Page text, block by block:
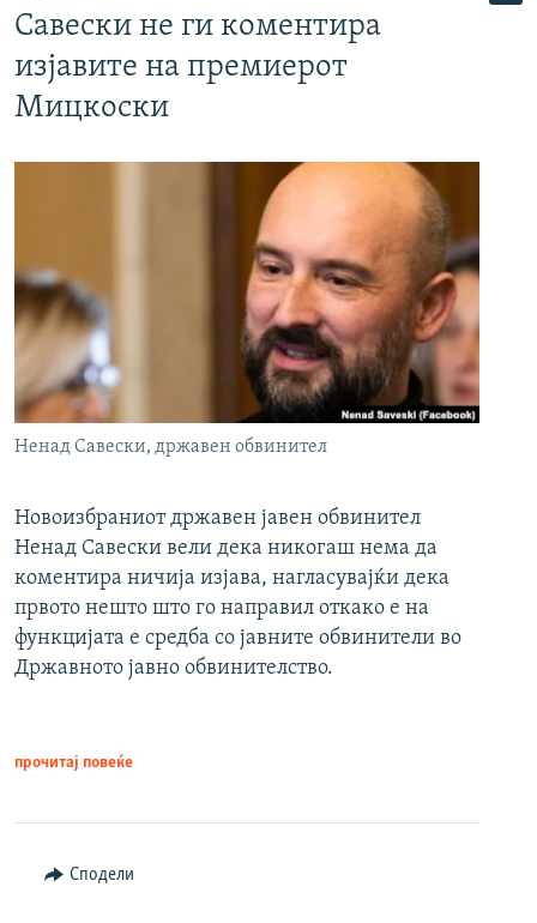
Савески не ги коментира
изјавите на премиерот
Мицкоски
Ненад Савески, државен обвинител
Новоизбраниот државен јавен обвинител
Ненад Савески вели дека никогаш нема да
коментира ничија изјава, нагласувајќи дека
првото нешто што го направил откако е на
функцијата е средба со јавните обвинители во
Државното јавно обвинителство.
прочитај повеќе
Сподели